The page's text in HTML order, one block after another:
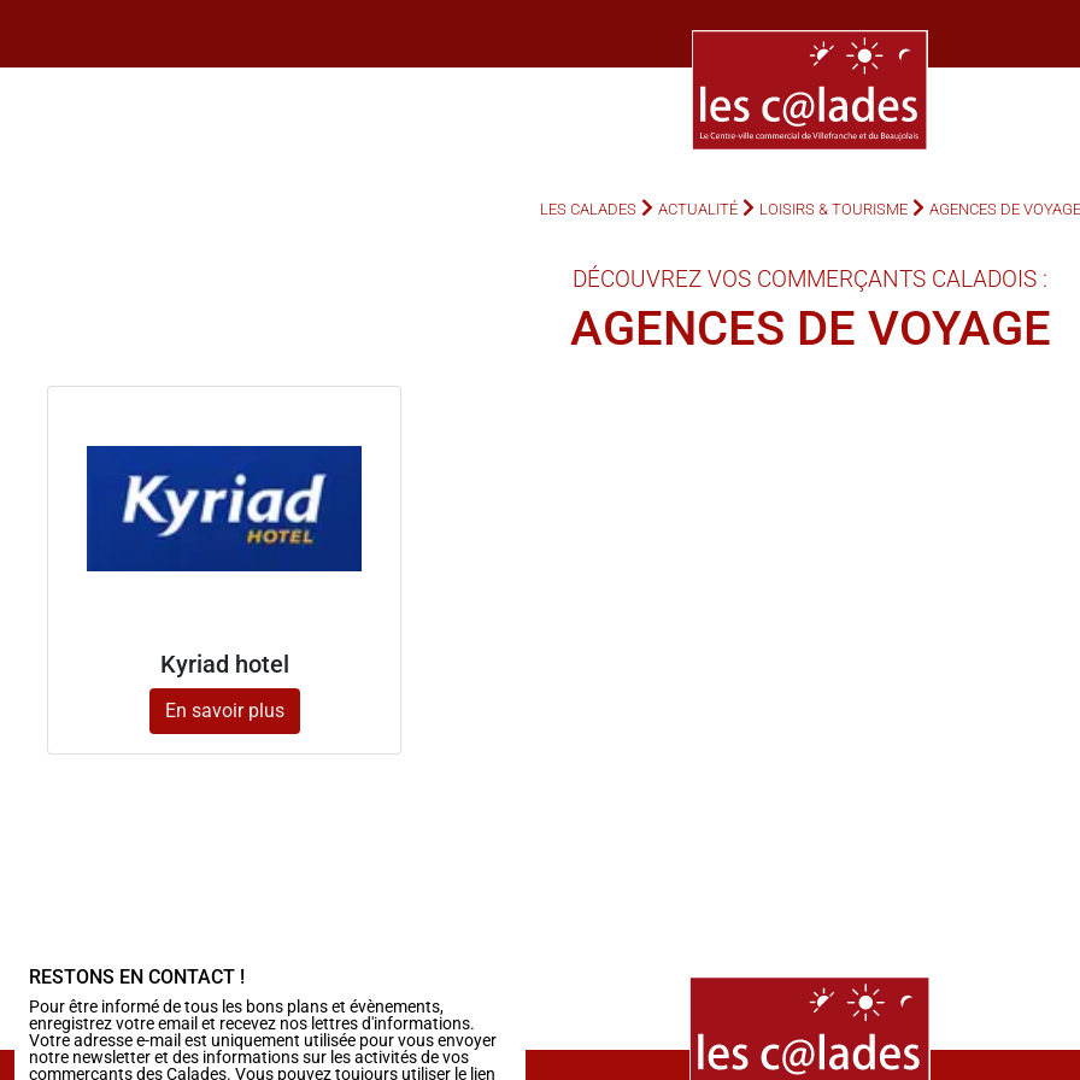
LES CALADES ACTUALITÉ LOISIRS & TOURISME AGENCES DE VOYAGE
DÉCOUVREZ VOS COMMERÇANTS CALADOIS :
AGENCES DE VOYAGE
Kyriad hotel
En savoir plus
RESTONS EN CONTACT !
Pour être informé de tous les bons plans et évènements,
enregistrez votre email et recevez nos lettres d'informations.
Votre adresse e-mail est uniquement utilisée pour vous envoyer
notre newsletter et des informations sur les activités de vos
commerçants des Calades. Vous pouvez toujours utiliser le lien